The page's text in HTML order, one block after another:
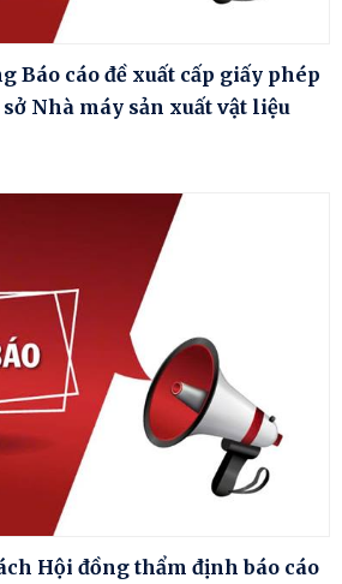
Báo cáo đề xuất cấp giấy phép
Nhà máy sản xuất vật liệu
Hội đồng thẩm định báo cáo